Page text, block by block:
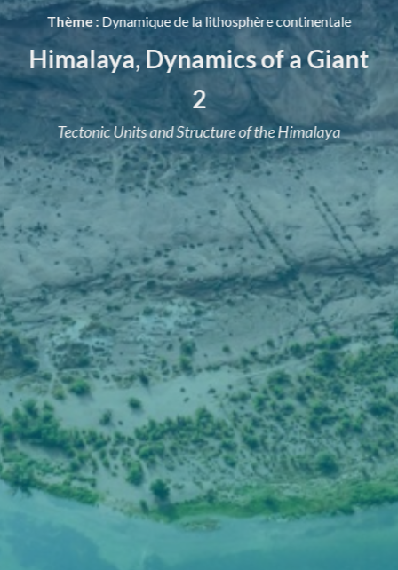
Thème :Dynamique de la lithosphère continentale
Himalaya, Dynamics of a Giant
2
Tectonic Units and Structure of the Himalaya